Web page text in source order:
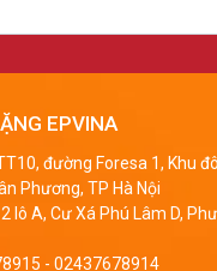
EPVINA
đường Foresa 1, Khu
Phương, TP Hà Nội
lô A, Cư Xá Phú Lâm D,
- 02437678914